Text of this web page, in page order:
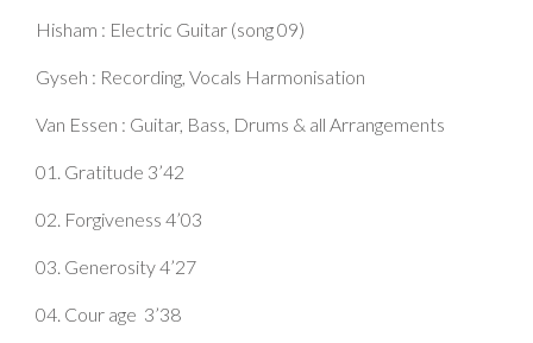
Hisham : Electric Guitar (song 09)
Gyseh : Recording, Vocals Harmonisation
Van Essen : Guitar, Bass, Drums & all Arrangements
01. Gratitude 3’42
02. Forgiveness 4’03
03. Generosity 4’27
04. Cour age 3’38